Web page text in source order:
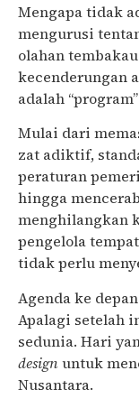
Mengapa tidak
mengurusi
olahan
kecenderungan
adalah
Mulai dari
zat adiktif,
peraturan
hingga
menghilangkan
pengelola
tidak perlu
Agenda ke
Apalagi setelah
sedunia. Hari
designuntuk
Nusantara.